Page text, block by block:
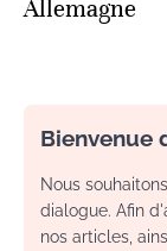
Allemagne
Bienvenue
Nous
dialogue. Afin
nos articles,